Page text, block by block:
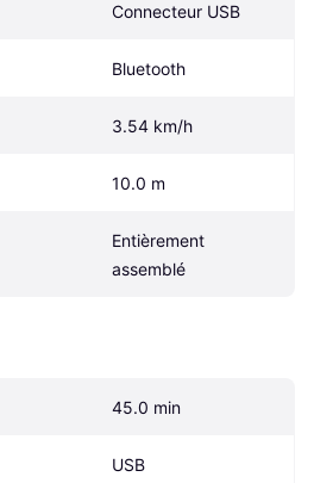
Connecteur USB
Bluetooth
3.54 km/h
10.0 m
Entièrement
assemblé
45.0 min
USB